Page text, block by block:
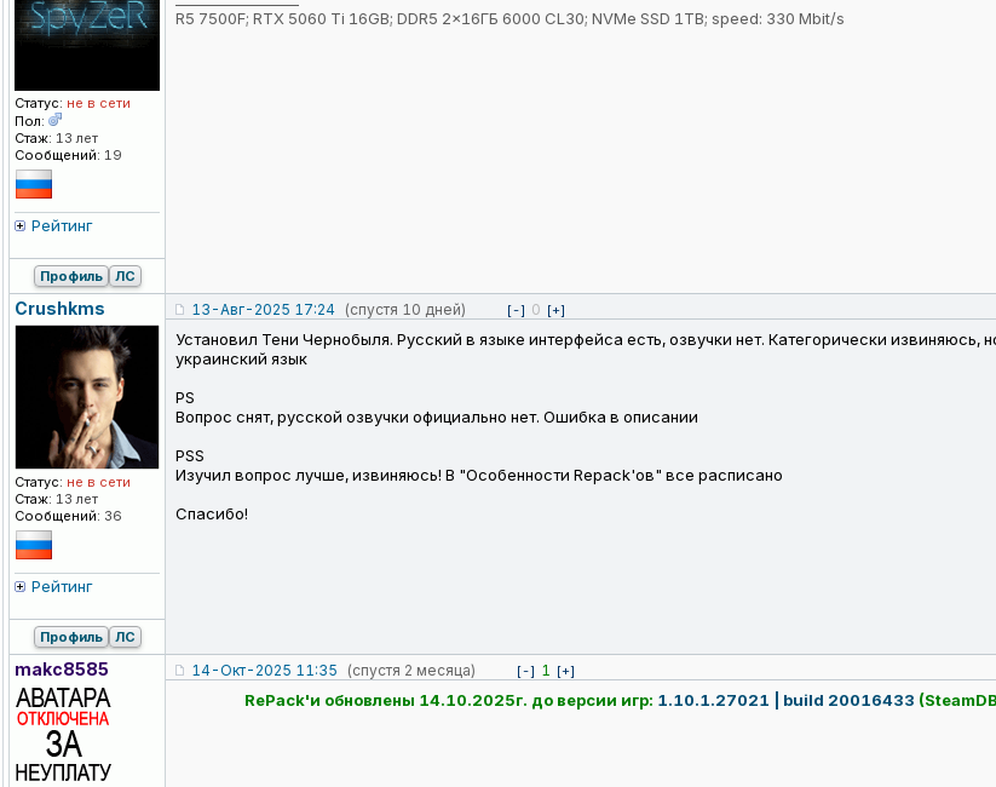
Статус: не в сети
Пол:
Стаж: 13 лет
Сообщений: 19
Рейтинг
R5 7500F; RTX 5060 Ti 16GB; DDR5 2x16ГБ 6000 CL30; NVMe SSD 1TB; speed: 330 Mbit/s
Профиль ЛС
Crushkms
Статус: не в сети
Стаж: 13 лет
Сообщений: 36
Рейтинг
13-Авг-2025 17:24 (спустя 10 дней) [-] 0 [+]
Установил Тени Чернобыля. Русский в языке интерфейса есть, озвучки нет. Категорически извиняюсь,
украинский язык
PS
Вопрос снят, русской озвучки официально нет. Ошибка в описании
PSS
Изучил вопрос лучше, извиняюсь! В "Особенности Repack'ов" все расписано
Спасибо!
Профиль ЛС
makc8585 14-Окт-2025 11:35 (спустя 2 месяца) [-] 1 [+]
RePack'и обновлены 14.10.2025г. до версии игр: 1.10.1.27021 | build 20016433